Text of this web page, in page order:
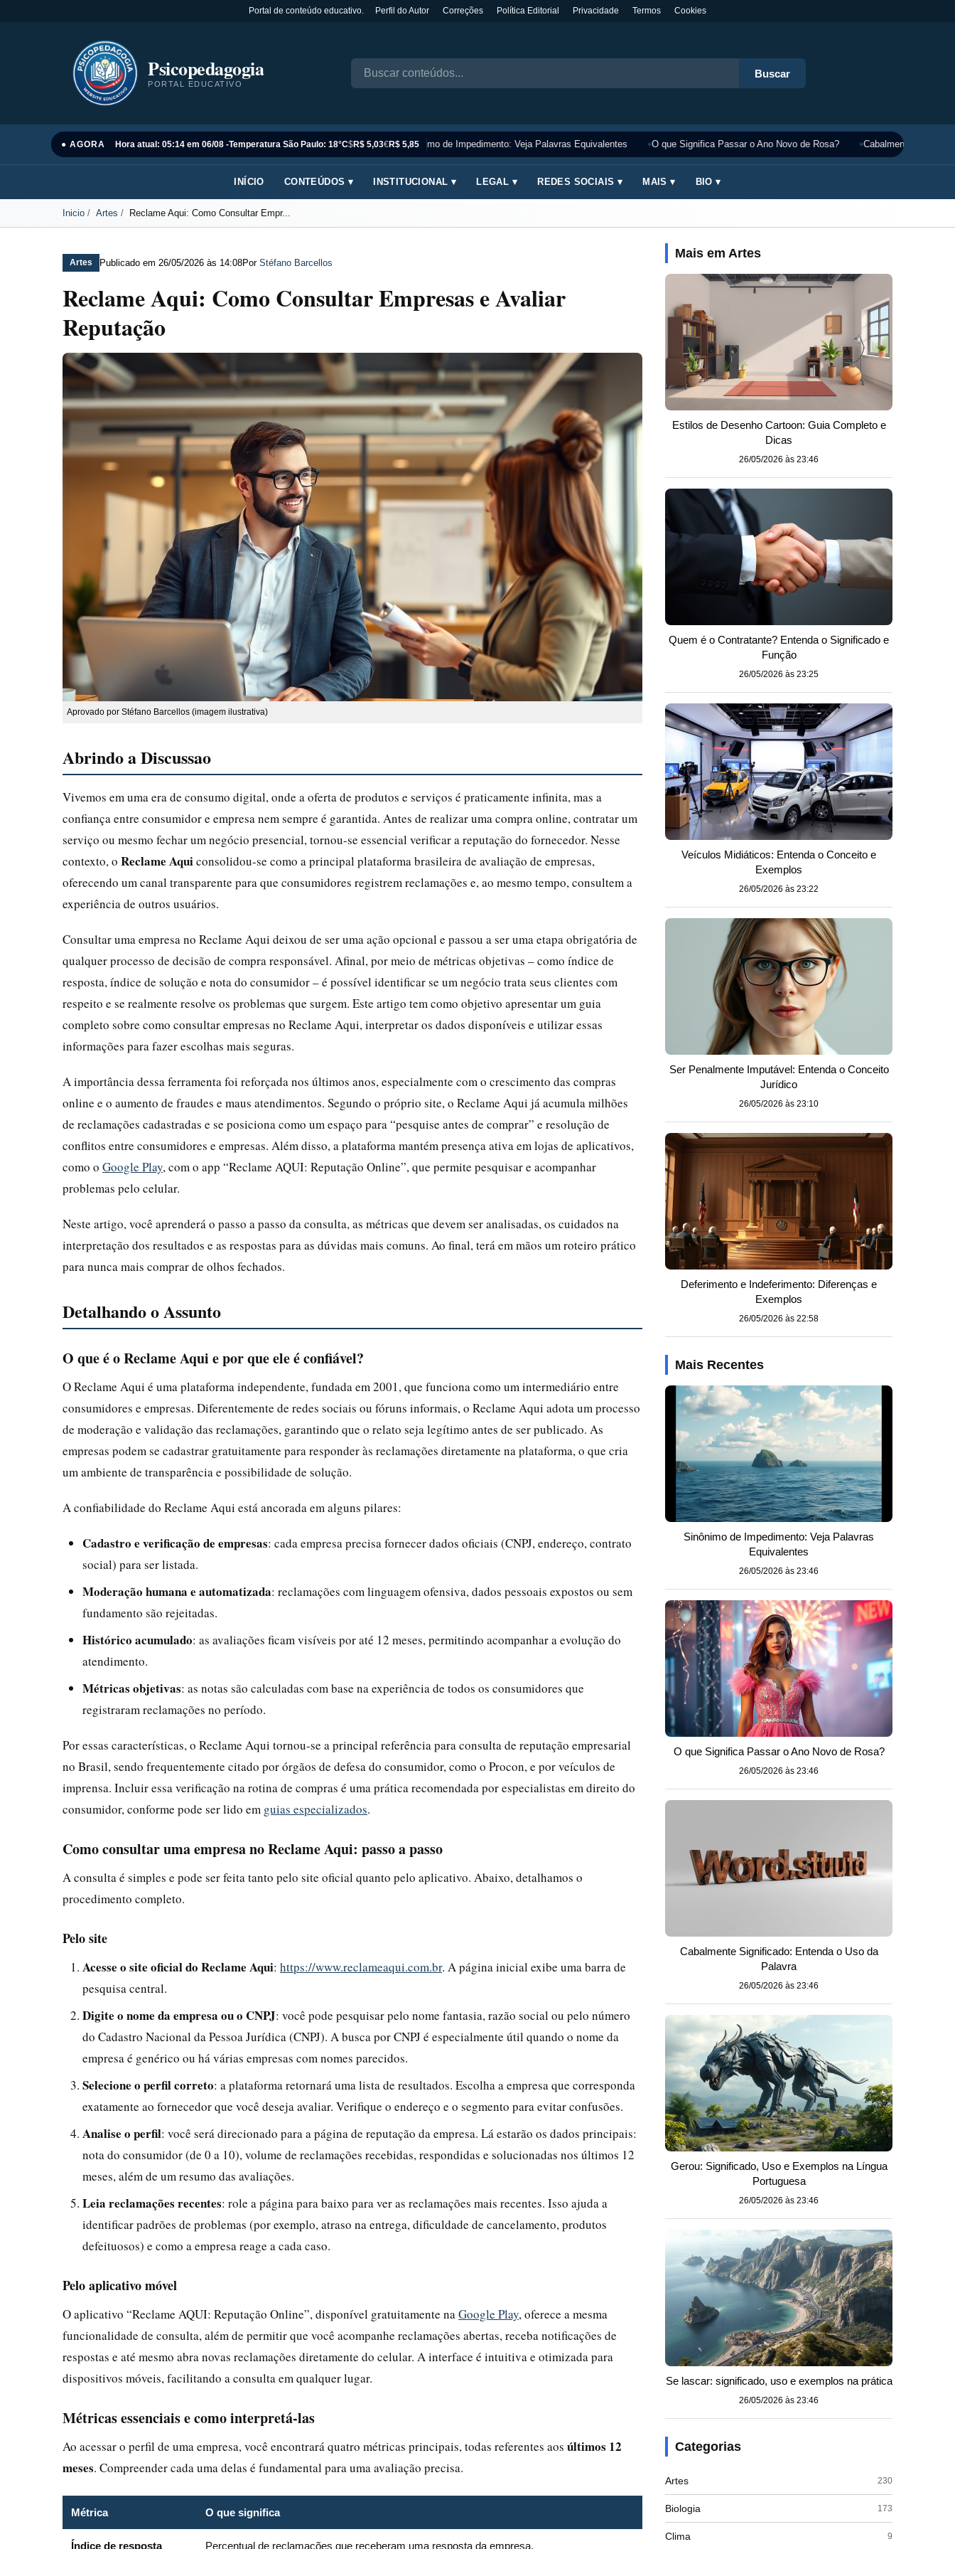
Portal de conteúdo educativo. Perfil do Autor Correções Política Editorial Privacidade Termos Cookies
Psicopedagogia
PORTAL EDUCATIVO
Buscar
● AGORA Hora atual: 05:14 em 06/08 -Temperatura São Paulo: 18°C$R$ 5,03€R$ 5,85
Sinônimo de Impedimento: Veja Palavras Equivalentes O que Significa Passar o Ano Novo de Rosa? Cabalmente
INÍCIO CONTEÚDOS ▾ INSTITUCIONAL ▾ LEGAL ▾ REDES SOCIAIS ▾ MAIS ▾ BIO ▾
Inicio Artes Reclame Aqui: Como Consultar Empr...
Artes Publicado em 26/05/2026 às 14:08Por Stéfano Barcellos
Reclame Aqui: Como Consultar Empresas e Avaliar
Reputação
Aprovado por Stéfano Barcellos (imagem ilustrativa)
Abrindo a Discussao
Vivemos em uma era de consumo digital, onde a oferta de produtos e serviços é praticamente infinita, mas a
confiança entre consumidor e empresa nem sempre é garantida. Antes de realizar uma compra online, contratar um
serviço ou mesmo fechar um negócio presencial, tornou-se essencial verificar a reputação do fornecedor. Nesse
contexto, o Reclame Aquiconsolidou-se como a principal plataforma brasileira de avaliação de empresas,
oferecendo um canal transparente para que consumidores registrem reclamações e, ao mesmo tempo, consultem a
experiência de outros usuários.
Consultar uma empresa no Reclame Aqui deixou de ser uma ação opcional e passou a ser uma etapa obrigatória de
qualquer processo de decisão de compra responsável. Afinal, por meio de métricas objetivas – como índice de
resposta, índice de solução e nota do consumidor – é possível identificar se um negócio trata seus clientes com
respeito e se realmente resolve os problemas que surgem. Este artigo tem como objetivo apresentar um guia
completo sobre como consultar empresas no Reclame Aqui, interpretar os dados disponíveis e utilizar essas
informações para fazer escolhas mais seguras.
A importância dessa ferramenta foi reforçada nos últimos anos, especialmente com o crescimento das compras
online e o aumento de fraudes e maus atendimentos. Segundo o próprio site, o Reclame Aqui já acumula milhões
de reclamações cadastradas e se posiciona como um espaço para “pesquise antes de comprar” e resolução de
conflitos entre consumidores e empresas. Além disso, a plataforma mantém presença ativa em lojas de aplicativos,
como o Google Play, com o app “Reclame AQUI: Reputação Online”, que permite pesquisar e acompanhar
problemas pelo celular.
Neste artigo, você aprenderá o passo a passo da consulta, as métricas que devem ser analisadas, os cuidados na
interpretação dos resultados e as respostas para as dúvidas mais comuns. Ao final, terá em mãos um roteiro prático
para nunca mais comprar de olhos fechados.
Detalhando o Assunto
O que é o Reclame Aqui e por que ele é confiável?
O Reclame Aqui é uma plataforma independente, fundada em 2001, que funciona como um intermediário entre
consumidores e empresas. Diferentemente de redes sociais ou fóruns informais, o Reclame Aqui adota um processo
de moderação e validação das reclamações, garantindo que o relato seja legítimo antes de ser publicado. As
empresas podem se cadastrar gratuitamente para responder às reclamações diretamente na plataforma, o que cria
um ambiente de transparência e possibilidade de solução.
A confiabilidade do Reclame Aqui está ancorada em alguns pilares:
Cadastro e verificação de empresas: cada empresa precisa fornecer dados oficiais (CNPJ, endereço, contrato
social) para ser listada.
Moderação humana e automatizada: reclamações com linguagem ofensiva, dados pessoais expostos ou sem
fundamento são rejeitadas.
Histórico acumulado: as avaliações ficam visíveis por até 12 meses, permitindo acompanhar a evolução do
atendimento.
Métricas objetivas: as notas são calculadas com base na experiência de todos os consumidores que
registraram reclamações no período.
Por essas características, o Reclame Aqui tornou-se a principal referência para consulta de reputação empresarial
no Brasil, sendo frequentemente citado por órgãos de defesa do consumidor, como o Procon, e por veículos de
imprensa. Incluir essa verificação na rotina de compras é uma prática recomendada por especialistas em direito do
consumidor, conforme pode ser lido em guias especializados.
Como consultar uma empresa no Reclame Aqui: passo a passo
A consulta é simples e pode ser feita tanto pelo site oficial quanto pelo aplicativo. Abaixo, detalhamos o
procedimento completo.
Pelo site
Acesse o site oficial do Reclame Aqui: https://www.reclameaqui.com.br. A página inicial exibe uma barra de
pesquisa central.
Digite o nome da empresa ou o CNPJ: você pode pesquisar pelo nome fantasia, razão social ou pelo número
do Cadastro Nacional da Pessoa Jurídica (CNPJ). A busca por CNPJ é especialmente útil quando o nome da
empresa é genérico ou há várias empresas com nomes parecidos.
Selecione o perfil correto: a plataforma retornará uma lista de resultados. Escolha a empresa que corresponda
exatamente ao fornecedor que você deseja avaliar. Verifique o endereço e o segmento para evitar confusões.
Analise o perfil: você será direcionado para a página de reputação da empresa. Lá estarão os dados principais:
nota do consumidor (de 0 a 10), volume de reclamações recebidas, respondidas e solucionadas nos últimos 12
meses, além de um resumo das avaliações.
Leia reclamações recentes: role a página para baixo para ver as reclamações mais recentes. Isso ajuda a
identificar padrões de problemas (por exemplo, atraso na entrega, dificuldade de cancelamento, produtos
defeituosos) e como a empresa reage a cada caso.
Pelo aplicativo móvel
O aplicativo “Reclame AQUI: Reputação Online”, disponível gratuitamente na Google Play, oferece a mesma
funcionalidade de consulta, além de permitir que você acompanhe reclamações abertas, receba notificações de
respostas e até mesmo abra novas reclamações diretamente do celular. A interface é intuitiva e otimizada para
dispositivos móveis, facilitando a consulta em qualquer lugar.
Métricas essenciais e como interpretá-las
Ao acessar o perfil de uma empresa, você encontrará quatro métricas principais, todas referentes aos últimos 12
meses. Compreender cada uma delas é fundamental para uma avaliação precisa.
Métrica O que significa Como interpretar
Índice de resposta Percentual de reclamações que receberam uma resposta da empresa.
Mais em Artes
Estilos de Desenho Cartoon: Guia Completo e
Dicas
26/05/2026 às 23:46
Quem é o Contratante? Entenda o Significado e
Função
26/05/2026 às 23:25
Veículos Midiáticos: Entenda o Conceito e
Exemplos
26/05/2026 às 23:22
Ser Penalmente Imputável: Entenda o Conceito
Jurídico
26/05/2026 às 23:10
Deferimento e Indeferimento: Diferenças e
Exemplos
26/05/2026 às 22:58
Mais Recentes
Sinônimo de Impedimento: Veja Palavras
Equivalentes
26/05/2026 às 23:46
O que Significa Passar o Ano Novo de Rosa?
26/05/2026 às 23:46
Cabalmente Significado: Entenda o Uso da
Palavra
26/05/2026 às 23:46
Gerou: Significado, Uso e Exemplos na Língua
Portuguesa
26/05/2026 às 23:46
Se lascar: significado, uso e exemplos na prática
26/05/2026 às 23:46
Categorias
Artes 230
Biologia 173
Clima 9